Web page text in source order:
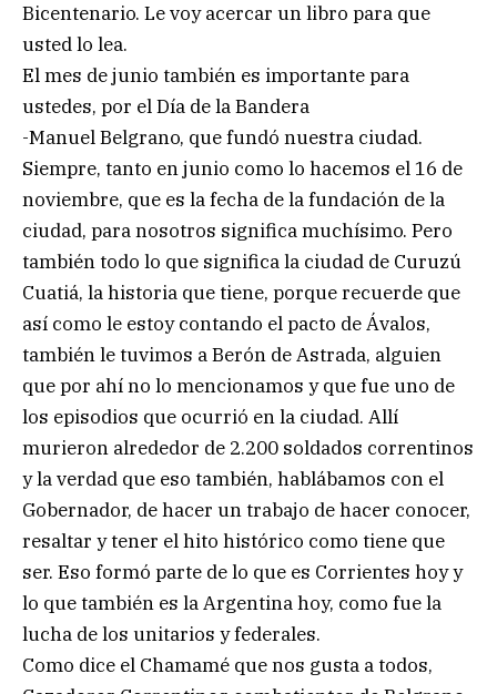
Bicentenario. Le voy acercar un libro para que
usted lo lea.
El mes de junio también es importante para
ustedes, por el Día de la Bandera
-Manuel Belgrano, que fundó nuestra ciudad.
Siempre, tanto en junio como lo hacemos el 16 de
noviembre, que es la fecha de la fundación de la
ciudad, para nosotros significa muchísimo. Pero
también todo lo que significa la ciudad de Curuzú
Cuatiá, la historia que tiene, porque recuerde que
así como le estoy contando el pacto de Ávalos,
también le tuvimos a Berón de Astrada, alguien
que por ahí no lo mencionamos y que fue uno de
los episodios que ocurrió en la ciudad. Allí
murieron alrededor de 2.200 soldados correntinos
y la verdad que eso también, hablábamos con el
Gobernador, de hacer un trabajo de hacer conocer,
resaltar y tener el hito histórico como tiene que
ser. Eso formó parte de lo que es Corrientes hoy y
lo que también es la Argentina hoy, como fue la
lucha de los unitarios y federales.
Como dice el Chamamé que nos gusta a todos,